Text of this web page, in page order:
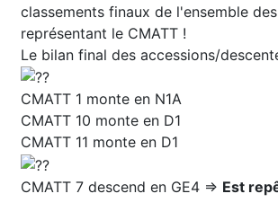
classements finaux de l'ensemble
représentant le CMATT !
Le bilan final des accessions/
CMATT 1 monte en N1A
CMATT 10 monte en D1
CMATT 11 monte en D1
CMATT 7 descend en GE4 => Est